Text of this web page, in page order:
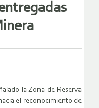
la Zona de Reserva
el reconocimiento de